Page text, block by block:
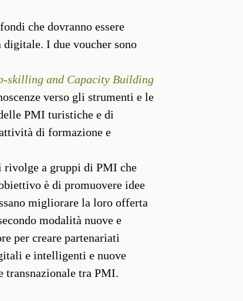
che dovranno essere
I due voucher sono
skilling and Capacity Building
verso gli strumenti e le
PMI turistiche e di
di formazione e
rivolge a gruppi di PMI che
è di promuovere idee
migliorare la loro offerta
modalità nuove e
per creare partenariati
e intelligenti e nuove
transnazionale tra PMI.